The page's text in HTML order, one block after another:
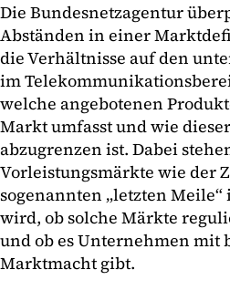
Die Bundesnetzagentur
Abständen in einer
die Verhältnisse auf den
im
welche angebotenen
Markt umfasst und wie
abzugrenzen ist. Dabei
Vorleistungsmärkte wie der
sogenannten „letzten
wird, ob solche Märkte
und ob es Unternehmen mit
Marktmacht gibt.